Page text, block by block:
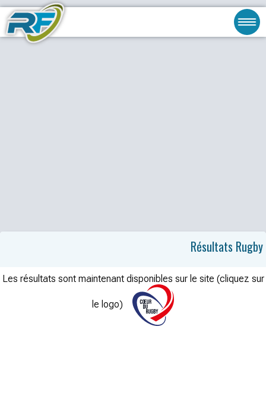
Résultats Rugby
Les résultats sont maintenant disponibles sur le site (cliquez sur
le logo)